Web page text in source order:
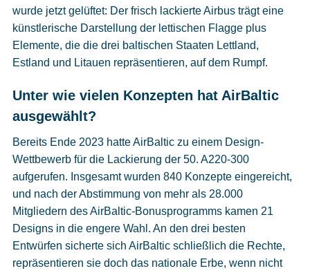
wurde jetzt gelüftet: Der frisch lackierte Airbus trägt eine
künstlerische Darstellung der lettischen Flagge plus
Elemente, die die drei baltischen Staaten Lettland,
Estland und Litauen repräsentieren, auf dem Rumpf.
Unter wie vielen Konzepten hat AirBaltic
ausgewählt?
Bereits Ende 2023 hatte AirBaltic zu einem Design-
Wettbewerb für die Lackierung der 50. A220-300
aufgerufen. Insgesamt wurden 840 Konzepte eingereicht,
und nach der Abstimmung von mehr als 28.000
Mitgliedern des AirBaltic-Bonusprogramms kamen 21
Designs in die engere Wahl. An den drei besten
Entwürfen sicherte sich AirBaltic schließlich die Rechte,
repräsentieren sie doch das nationale Erbe, wenn nicht